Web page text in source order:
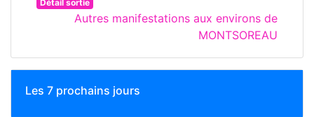
Détail sortie
Autres manifestations aux environs de
MONTSOREAU
Les 7 prochains jours